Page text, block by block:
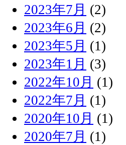
2023年7月 (2)
2023年6月 (2)
2023年5月 (1)
2023年1月 (3)
2022年10月 (1)
2022年7月 (1)
2020年10月 (1)
2020年7月 (1)